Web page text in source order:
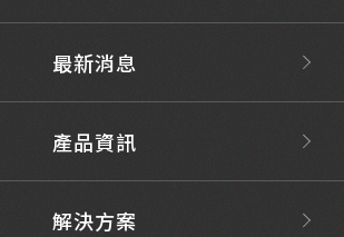
最新消息
產品資訊
解決方案